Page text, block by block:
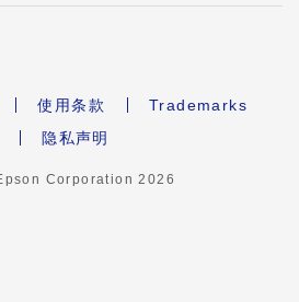
使用条款
Trademarks
隐私声明
Corporation2026